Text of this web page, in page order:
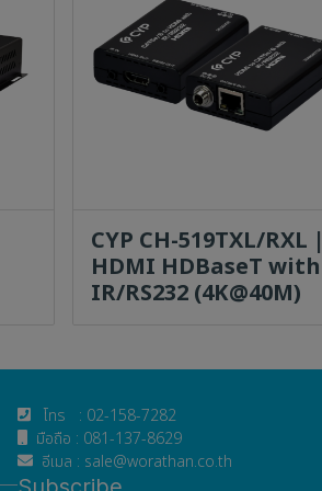
CYP CH-519TXL/RXL |
HDMI HDBaseT with
IR/RS232 (4K@40M)
โทร : 02-158-7282
มือถือ : 081-137-8629
อีเมล : sale@worathan.co.th